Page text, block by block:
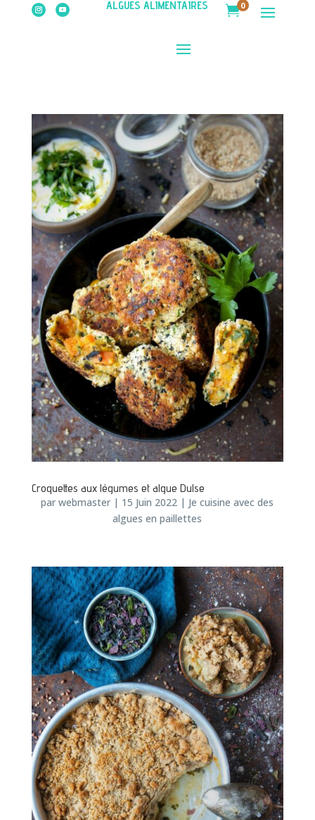
ALGUES ALIMENTAIRES 0
Croquettes aux légumes et algue Dulse
parwebmaster | 15 Juin 2022 | Je cuisine avec des
algues en paillettes